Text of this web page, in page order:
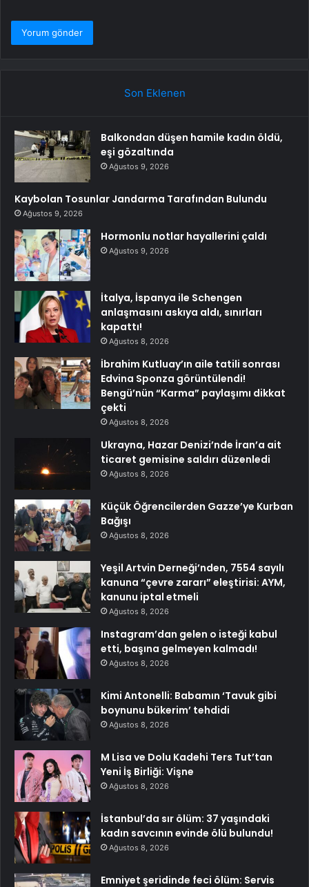
Son Eklenen
Balkondan düşen hamile kadın öldü,
eşi gözaltında
Ağustos 9, 2026
Kaybolan Tosunlar Jandarma Tarafından Bulundu
Ağustos 9, 2026
Hormonlu notlar hayallerini çaldı
Ağustos 9, 2026
İtalya, İspanya ile Schengen
anlaşmasını askıya aldı, sınırları
kapattı!
Ağustos 8, 2026
İbrahim Kutluay’ın aile tatili sonrası
Edvina Sponza görüntülendi!
Bengü’nün “Karma” paylaşımı dikkat
çekti
Ağustos 8, 2026
Ukrayna, Hazar Denizi’nde İran’a ait
ticaret gemisine saldırı düzenledi
Ağustos 8, 2026
Küçük Öğrencilerden Gazze’ye Kurban
Bağışı
Ağustos 8, 2026
Yeşil Artvin Derneği’nden, 7554 sayılı
kanuna “çevre zararı” eleştirisi: AYM,
kanunu iptal etmeli
Ağustos 8, 2026
Instagram’dan gelen o isteği kabul
etti, başına gelmeyen kalmadı!
Ağustos 8, 2026
Kimi Antonelli: Babamın ‘Tavuk gibi
boynunu bükerim’ tehdidi
Ağustos 8, 2026
M Lisa ve Dolu Kadehi Ters Tut’tan
Yeni İş Birliği: Vişne
Ağustos 8, 2026
İstanbul’da sır ölüm: 37 yaşındaki
kadın savcının evinde ölü bulundu!
Ağustos 8, 2026
Emniyet şeridinde feci ölüm: Servis